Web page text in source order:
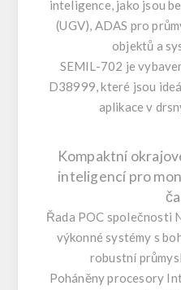
inteligence, jako jsou
(UGV), ADAS pro
objektů a
SEMIL-702 je
D38999, které jsou
aplikace v
Kompaktní
inteligencí pro
Řada POC společnosti
výkonné systémy s
robustní
Poháněny procesory